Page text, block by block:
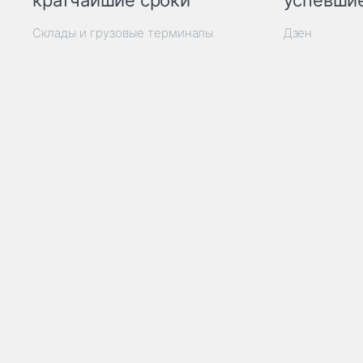
Склады и грузовые терминалы Дзен